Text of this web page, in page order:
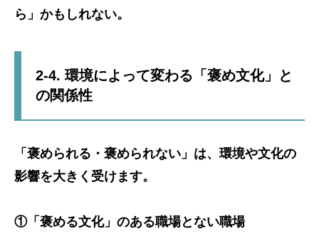
ら」かもしれない。
2-4. 環境によって変わる「褒め文化」と
の関係性
「褒められる・褒められない」は、環境や文化の
影響を大きく受けます。
①「褒める文化」のある職場とない職場